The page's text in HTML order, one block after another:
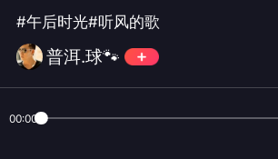
#午后时光#听风的歌
普洱.球🐾
00:00